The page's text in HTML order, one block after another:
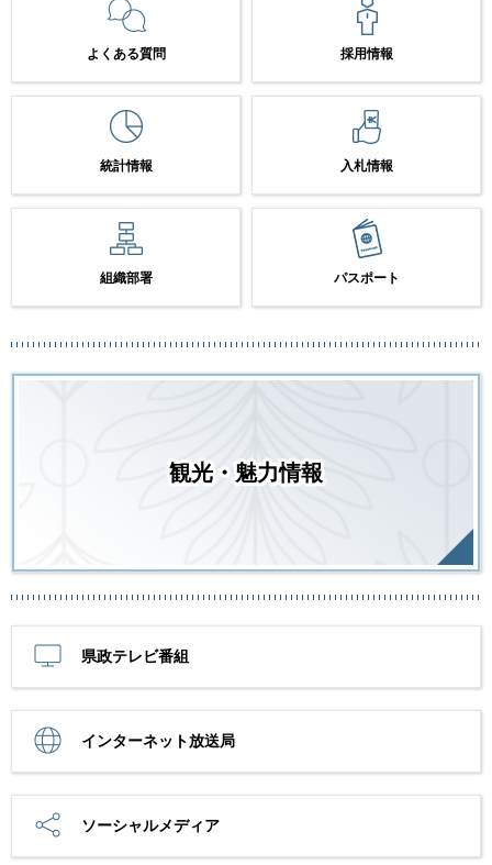
よくある質問 採用情報
統計情報 入札情報
組織部署 パスポート
観光・魅力情報
県政テレビ番組
インターネット放送局
ソーシャルメディア